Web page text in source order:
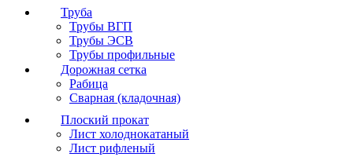
Труба
Трубы ВГП
Трубы ЭСВ
Трубы профильные
Дорожная сетка
Рабица
Сварная (кладочная)
Плоский прокат
Лист холоднокатаный
Лист рифленый